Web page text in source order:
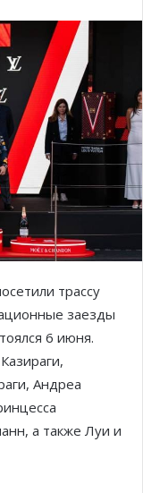
трассу
заезды
6 июня.
Андреа
а также Луи и